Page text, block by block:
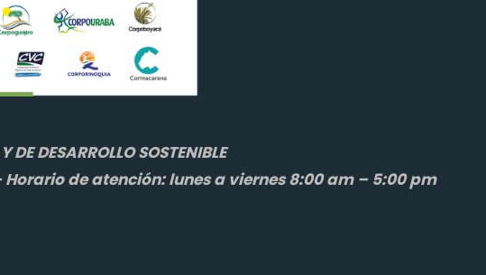
DESARROLLO SOSTENIBLE
Horario de atención: lunes a viernes 8:00 am – 5:00 pm